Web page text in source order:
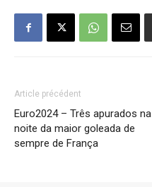
Article précédent
Euro2024 – Três apurados na
noite da maior goleada de
sempre de França